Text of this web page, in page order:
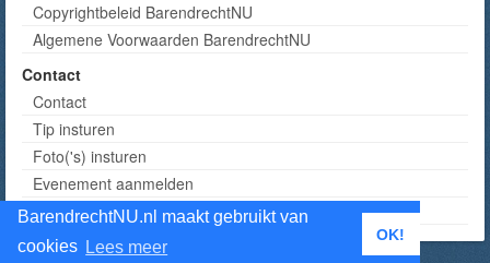
BarendrechtNU.nl maakt gebruikt van
cookies Lees meer
OK!
Copyrightbeleid BarendrechtNU
Algemene Voorwaarden BarendrechtNU
Contact
Contact
Tip insturen
Foto('s) insturen
Evenement aanmelden
Informatie aanvragen adverteren